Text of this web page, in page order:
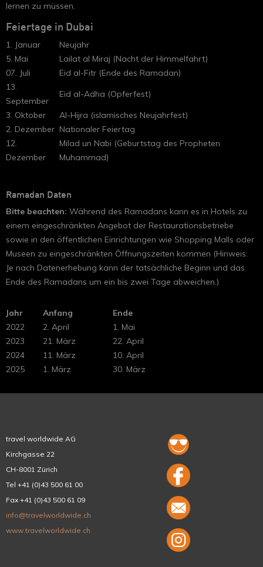
lernen zu müssen.
Feiertage in Dubai
1. Januar
Neujahr
5. Mai
Lailat al Miraj (Nacht der Himmelfahrt)
07. Juli
Eid al-Fitr (Ende des Ramadan)
13.
September
Eid al-Adha (Opferfest)
3. Oktober
Al-Hijra (islamisches Neujahrfest)
2. Dezember Nationaler Feiertag
12.
Dezember
Milad un Nabi (Geburtstag des Propheten
Muhammad)
Ramadan Daten
Bitte beachten: Während des Ramadans kann es in Hotels zu
einem eingeschränkten Angebot der Restaurationsbetriebe
sowie in den öffentlichen Einrichtungen wie Shopping Malls oder
Museen zu eingeschränkten Öffnungszeiten kommen (Hinweis:
Je nach Datenerhebung kann der tatsächliche Beginn und das
Ende des Ramadans um ein bis zwei Tage abweichen.)
Jahr Anfang
Ende
2022
2. April
1. Mai
2023
21. März
22. April
2024
11. März
10. April
2025
1. März 30. März
travel worldwide AG
Kirchgasse 22
CH-8001 Zürich
Tel +41 (0)43 500 61 00
Fax +41 (0)43 500 61 09
info@travelworldwide.ch
www.travelworldwide.ch